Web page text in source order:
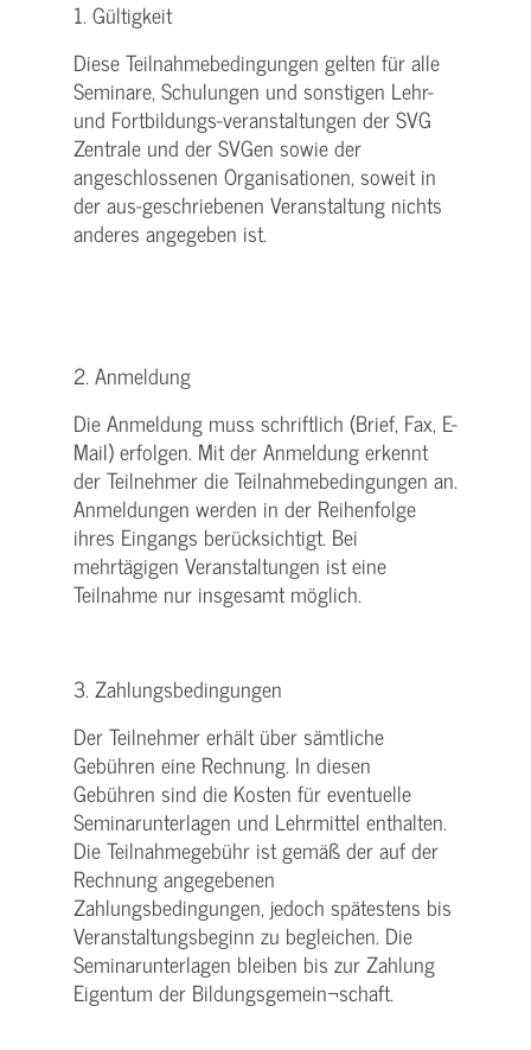
1. Gültigkeit
Diese Teilnahmebedingungen gelten für alle
Seminare, Schulungen und sonstigen Lehr-
und Fortbildungs-veranstaltungen der SVG
Zentrale und der SVGen sowie der
angeschlossenen Organisationen, soweit in
der aus-geschriebenen Veranstaltung nichts
anderes angegeben ist.
2. Anmeldung
Die Anmeldung muss schriftlich (Brief, Fax, E-
Mail) erfolgen. Mit der Anmeldung erkennt
der Teilnehmer die Teilnahmebedingungen an.
Anmeldungen werden in der Reihenfolge
ihres Eingangs berücksichtigt. Bei
mehrtägigen Veranstaltungen ist eine
Teilnahme nur insgesamt möglich.
3. Zahlungsbedingungen
Der Teilnehmer erhält über sämtliche
Gebühren eine Rechnung. In diesen
Gebühren sind die Kosten für eventuelle
Seminarunterlagen und Lehrmittel enthalten.
Die Teilnahmegebühr ist gemäß der auf der
Rechnung angegebenen
Zahlungsbedingungen, jedoch spätestens bis
Veranstaltungsbeginn zu begleichen. Die
Seminarunterlagen bleiben bis zur Zahlung
Eigentum der Bildungsgemein¬schaft.